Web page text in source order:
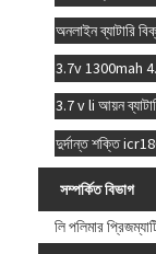
অনলাইন ব্যাটারি
3.7v 1300mah
3.7 v li আয়ন
দুর্দান্ত শক্তি
সম্পর্কিত বিভাগ
লি পলিমার